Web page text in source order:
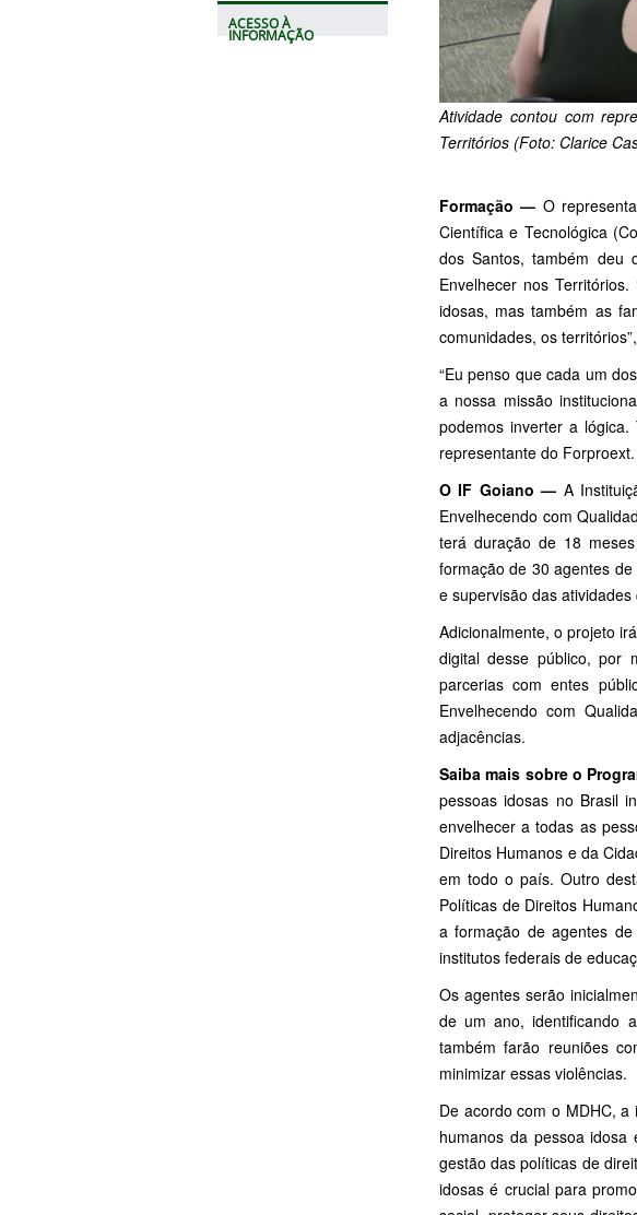
ACESSO À
INFORMAÇÃO
Atividade contou com
Territórios (Foto: Clarice
Formação— O
Científica e Tecnológica
dos Santos, também deu
Envelhecer nos
idosas, mas também as
comunidades, os
“Eu penso que cada um
a nossa missão
podemos inverter a
representante do Forproext.
O IF Goiano— A
Envelhecendo com
terá duração de 18
formação de 30 agentes
e supervisão das atividades
Adicionalmente, o projeto
digital desse público, por
parcerias com entes
Envelhecendo com
adjacências.
Saiba mais sobre o
pessoas idosas no Brasil
envelhecer a todas as
Direitos Humanos e da
em todo o país. Outro
Políticas de Direitos
a formação de agentes
institutos federais de
Os agentes serão
de um ano, identificando
também farão reuniões
minimizar essas violências.
De acordo com o MDHC,
humanos da pessoa
gestão das políticas de
idosas é crucial para